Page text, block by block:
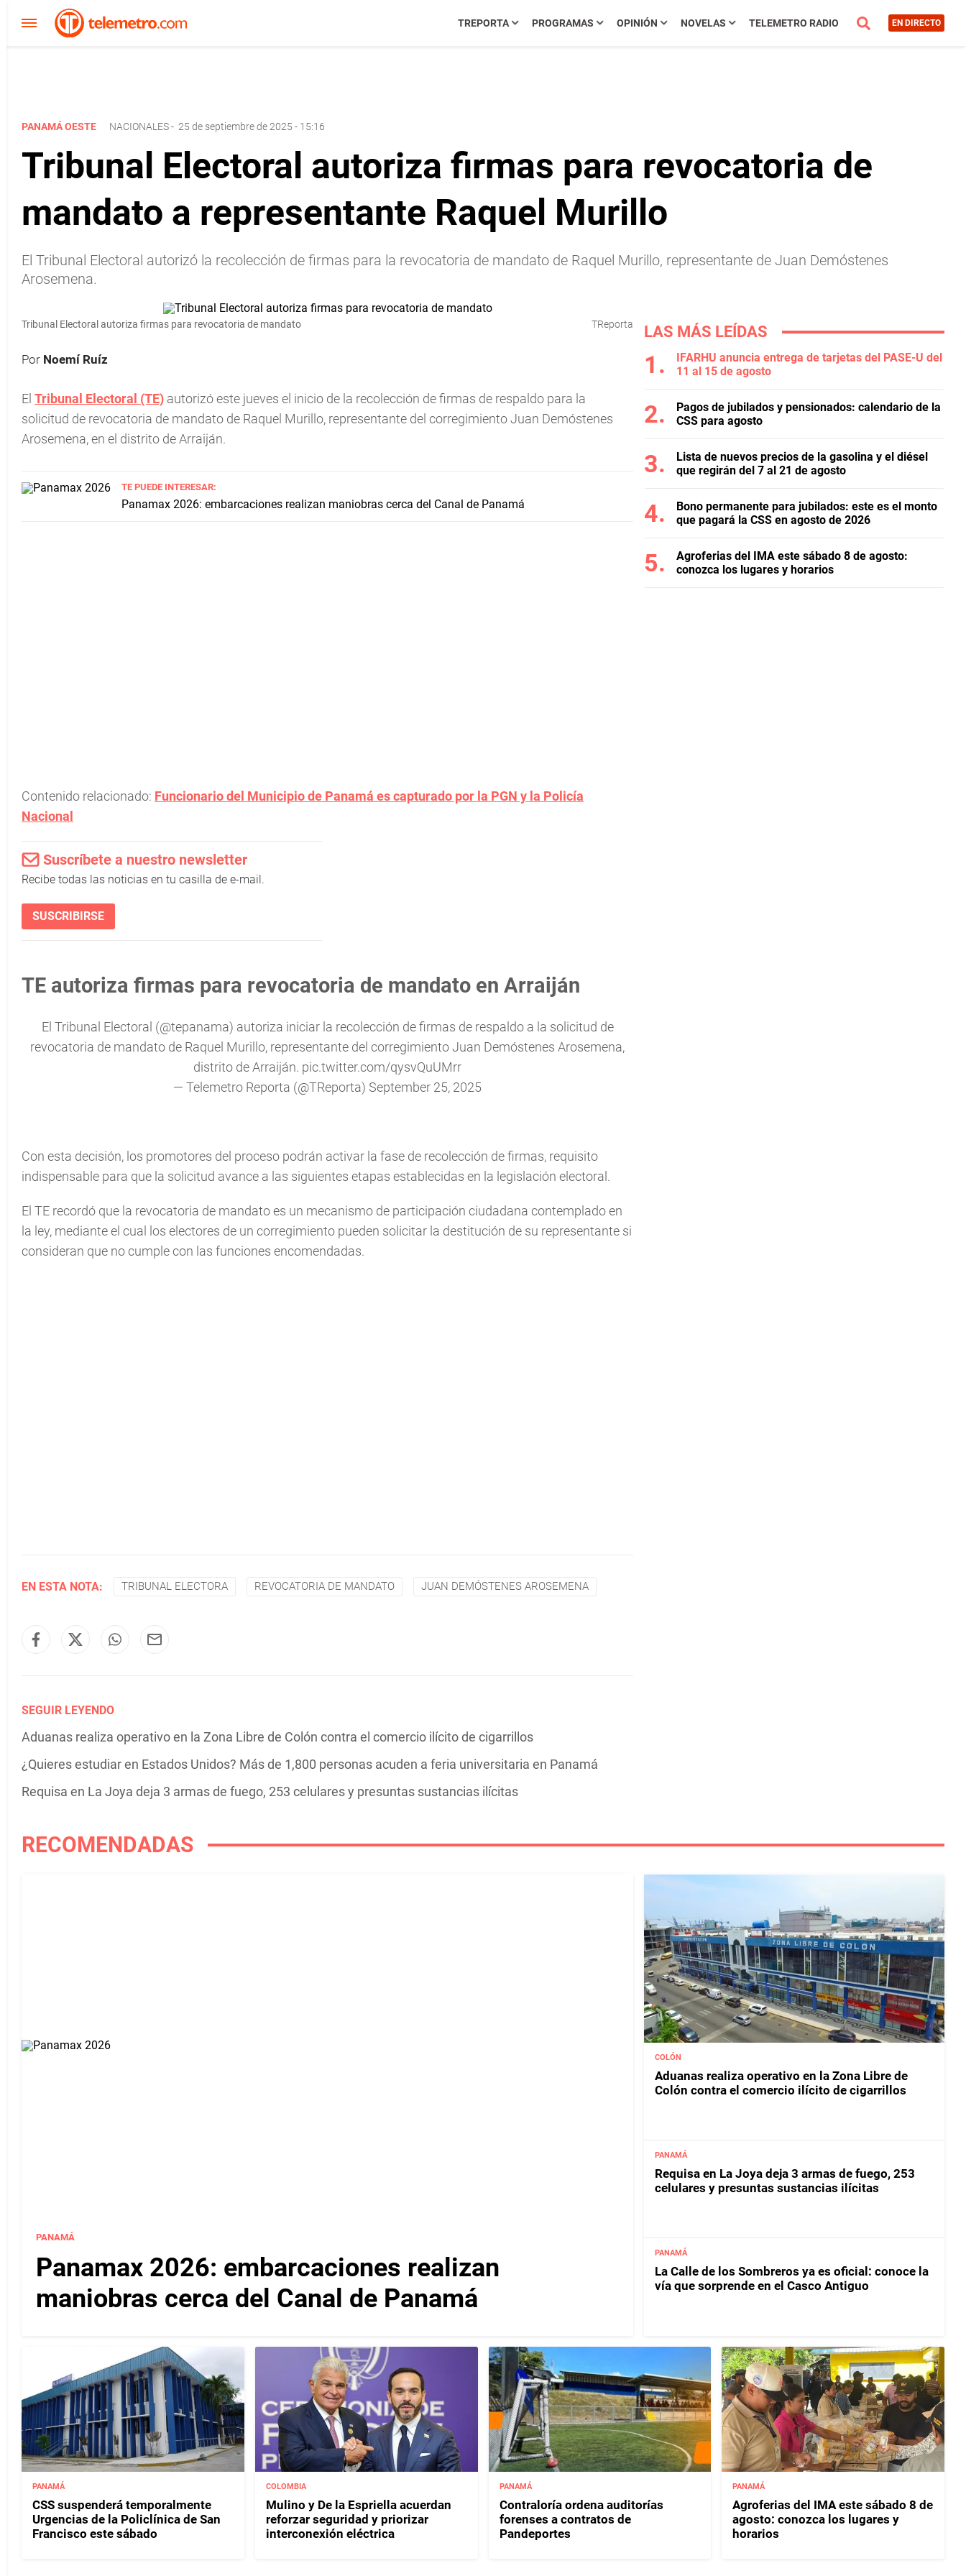
TREPORTA PROGRAMAS OPINIÓN NOVELAS TELEMETRO RADIO EN DIRECTO
PANAMÁ OESTE NACIONALES- 25 de septiembre de 2025 - 15:16
Tribunal Electoral autoriza firmas para revocatoria de
mandato a representante Raquel Murillo
El Tribunal Electoral autorizó la recolección de firmas para la revocatoria de mandato de Raquel Murillo, representante de Juan Demóstenes
Arosemena.
Tribunal Electoral autoriza firmas para revocatoria de mandato TReporta
Por Noemí Ruíz
El Tribunal Electoral (TE) autorizó este jueves el inicio de la recolección de firmas de respaldo para la
solicitud de revocatoria de mandato de Raquel Murillo, representante del corregimiento Juan Demóstenes
Arosemena, en el distrito de Arraiján.
TE PUEDE INTERESAR:
Panamax 2026: embarcaciones realizan maniobras cerca del Canal de Panamá
Contenido relacionado: Funcionario del Municipio de Panamá es capturado por la PGN y la Policía
Nacional
Suscríbete a nuestro newsletter
Recibe todas las noticias en tu casilla de e-mail.
SUSCRIBIRSE
TE autoriza firmas para revocatoria de mandato en Arraiján
El Tribunal Electoral (@tepanama) autoriza iniciar la recolección de firmas de respaldo a la solicitud de
revocatoria de mandato de Raquel Murillo, representante del corregimiento Juan Demóstenes Arosemena,
distrito de Arraiján. pic.twitter.com/qysvQuUMrr
— Telemetro Reporta (@TReporta) September 25, 2025
Con esta decisión, los promotores del proceso podrán activar la fase de recolección de firmas, requisito
indispensable para que la solicitud avance a las siguientes etapas establecidas en la legislación electoral.
El TE recordó que la revocatoria de mandato es un mecanismo de participación ciudadana contemplado en
la ley, mediante el cual los electores de un corregimiento pueden solicitar la destitución de su representante si
consideran que no cumple con las funciones encomendadas.
EN ESTA NOTA: TRIBUNAL ELECTORA REVOCATORIA DE MANDATO JUAN DEMÓSTENES AROSEMENA
SEGUIR LEYENDO
Aduanas realiza operativo en la Zona Libre de Colón contra el comercio ilícito de cigarrillos
¿Quieres estudiar en Estados Unidos? Más de 1,800 personas acuden a feria universitaria en Panamá
Requisa en La Joya deja 3 armas de fuego, 253 celulares y presuntas sustancias ilícitas
LAS MÁS LEÍDAS
IFARHU anuncia entrega de tarjetas del PASE-U del
11 al 15 de agosto
Pagos de jubilados y pensionados: calendario de la
CSS para agosto
Lista de nuevos precios de la gasolina y el diésel
que regirán del 7 al 21 de agosto
Bono permanente para jubilados: este es el monto
que pagará la CSS en agosto de 2026
Agroferias del IMA este sábado 8 de agosto:
conozca los lugares y horarios
RECOMENDADAS
PANAMÁ
Panamax 2026: embarcaciones realizan
maniobras cerca del Canal de Panamá
COLÓN
Aduanas realiza operativo en la Zona Libre de
Colón contra el comercio ilícito de cigarrillos
PANAMÁ
Requisa en La Joya deja 3 armas de fuego, 253
celulares y presuntas sustancias ilícitas
PANAMÁ
La Calle de los Sombreros ya es oficial: conoce la
vía que sorprende en el Casco Antiguo
PANAMÁ
CSS suspenderá temporalmente
Urgencias de la Policlínica de San
Francisco este sábado
COLOMBIA
Mulino y De la Espriella acuerdan
reforzar seguridad y priorizar
interconexión eléctrica
PANAMÁ
Contraloría ordena auditorías
forenses a contratos de
Pandeportes
PANAMÁ
Agroferias del IMA este sábado 8 de
agosto: conozca los lugares y
horarios